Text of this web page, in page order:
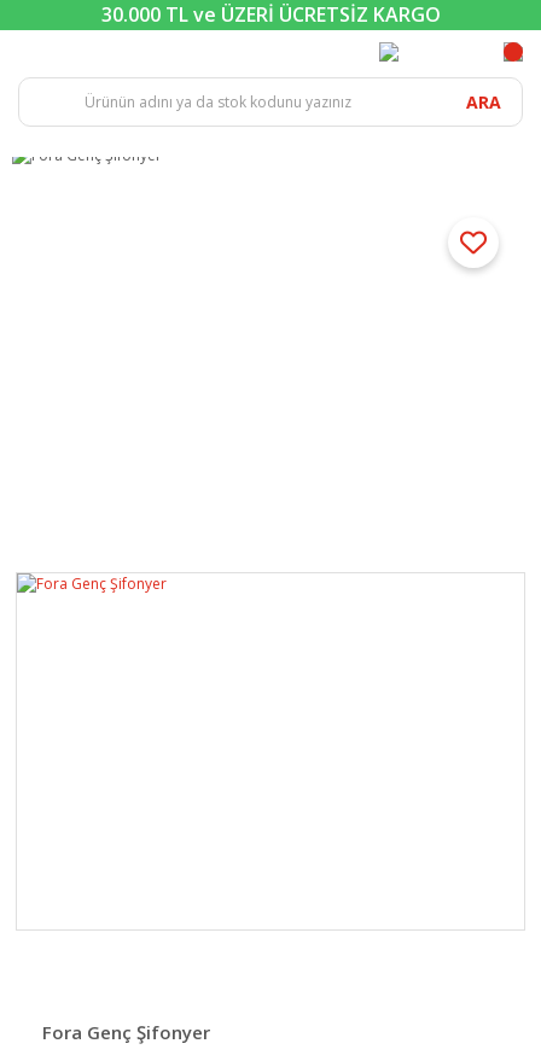
30.000 TL ve ÜZERİ ÜCRETSİZ KARGO
ARA
Fora Genç Şifonyer